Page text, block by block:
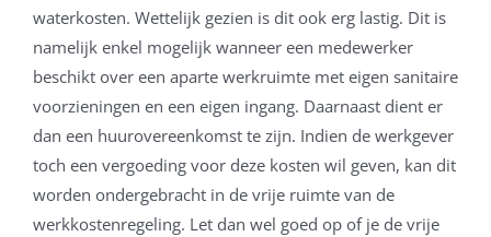
waterkosten. Wettelijk gezien is dit ook erg lastig. Dit is
namelijk enkel mogelijk wanneer een medewerker
beschikt over een aparte werkruimte met eigen sanitaire
voorzieningen en een eigen ingang. Daarnaast dient er
dan een huurovereenkomst te zijn. Indien de werkgever
toch een vergoeding voor deze kosten wil geven, kan dit
worden ondergebracht in de vrije ruimte van de
werkkostenregeling. Let dan wel goed op of je de vrije